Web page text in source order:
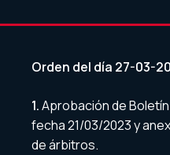
Orden del día 27-03-
1.Aprobación de Boletín
fecha 21/03/2023 y
de árbitros.